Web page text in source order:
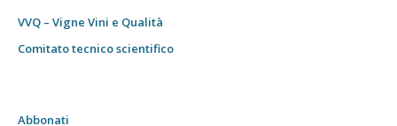
VVQ – Vigne Vini e Qualità
Comitato tecnico scientifico
Abbonati